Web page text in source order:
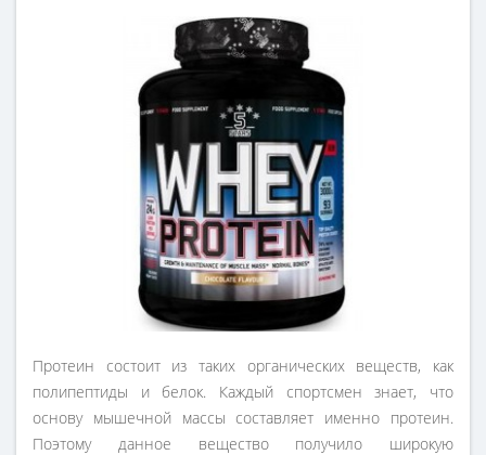
Протеин состоит из таких органических веществ, как
полипептиды и белок. Каждый спортсмен знает, что
основу мышечной массы составляет именно протеин.
Поэтому данное вещество получило широкую